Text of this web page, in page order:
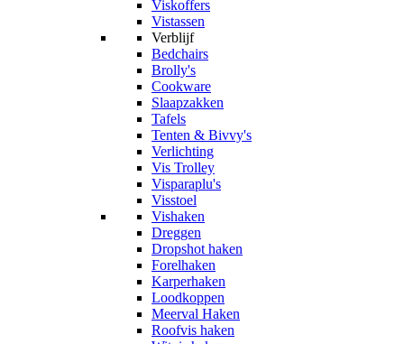
Viskoffers
Vistassen
Verblijf
Bedchairs
Brolly's
Cookware
Slaapzakken
Tafels
Tenten & Bivvy's
Verlichting
Vis Trolley
Visparaplu's
Visstoel
Vishaken
Dreggen
Dropshot haken
Forelhaken
Karperhaken
Loodkoppen
Meerval Haken
Roofvis haken